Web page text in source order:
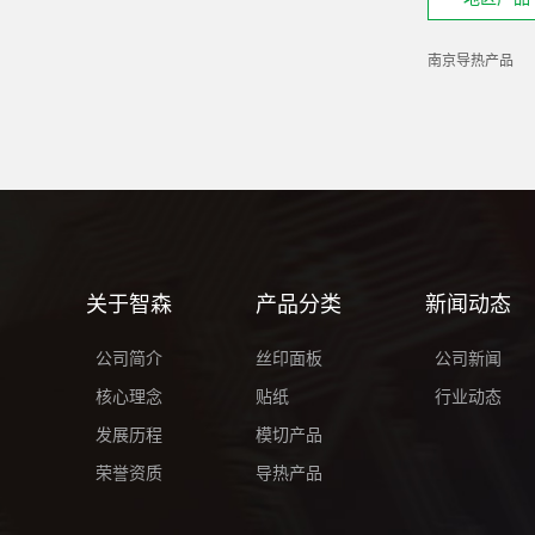
南京导热产品
关于智森
公司简介
核心理念
发展历程
荣誉资质
产品分类
丝印面板
贴纸
模切产品
导热产品
新闻动态
公司新闻
行业动态